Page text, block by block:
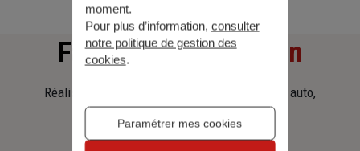
Faitesune simulation
Réalisez une simulation tarifaire d'assurance, auto,
moment.
Pour plus d’information, consulter
notre politique de gestion des
cookies.
Paramétrer mes cookies